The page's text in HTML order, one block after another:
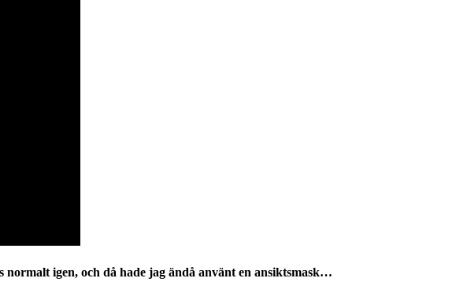
igen, och då hade jag ändå använt en ansiktsmask…